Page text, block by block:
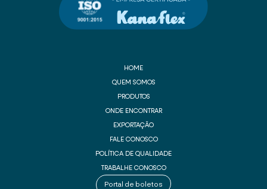
HOME
QUEM SOMOS
PRODUTOS
ONDE ENCONTRAR
EXPORTAÇÃO
FALE CONOSCO
POLÍTICA DE QUALIDADE
TRABALHE CONOSCO
Portal de boletos